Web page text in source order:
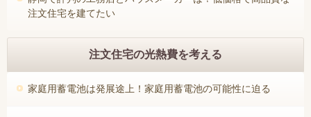
注文住宅を建てたい
注文住宅の光熱費を考える
家庭用蓄電池は発展途上！家庭用蓄電池の可能性に迫る